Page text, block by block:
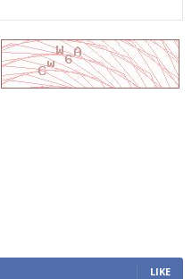
LIKE